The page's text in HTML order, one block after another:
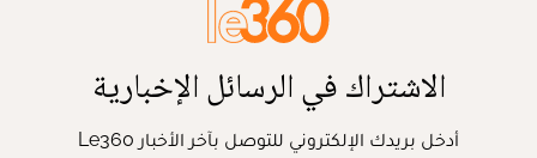
الاشتراك في الرسائل الإخبارية
أدخل بريدك الإلكتروني للتوصل بآخر الأخبار Le360